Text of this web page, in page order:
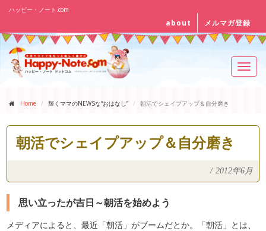
ハッピー・ノート.com
about メルマガ登録
Home 輝くママのNEWSな“おはなし” 朝活でシェイプアップ＆自分磨き
朝活でシェイプアップ＆自分磨き
/ 2012年6月
思い立ったが吉日～朝活を始めよう
メディアによると、最近「朝活」がブームだとか。「朝活」とは、